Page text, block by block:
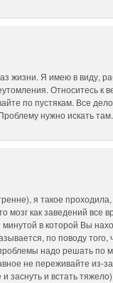
жизни. Я имею в виду,
Относитесь к
по пустякам. Все
нужно искать там.
я такое
мозг как заведений все
в которой Вы
по поводу
надо решать по
не переживайте из-за
и заснуть и встать тяжело)